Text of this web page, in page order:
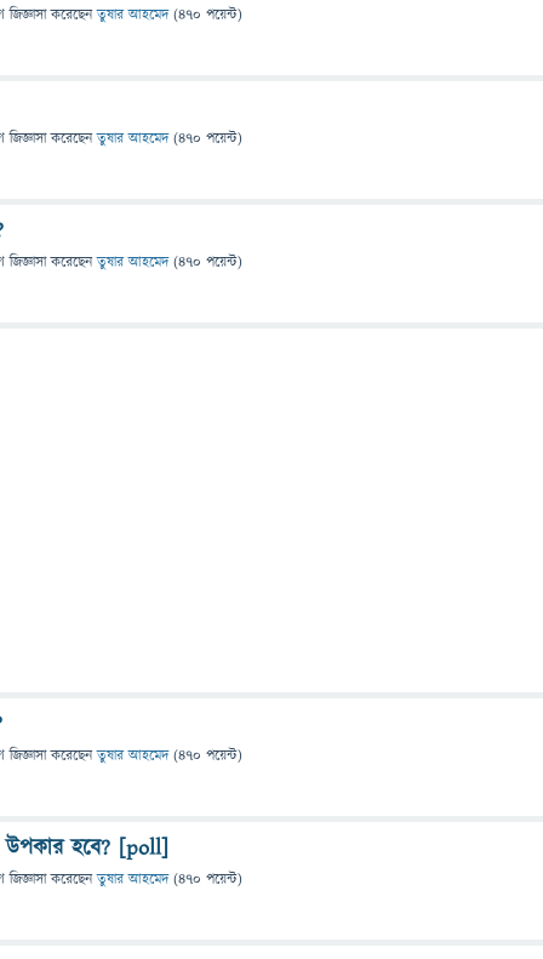
জিজ্ঞাসাকরেছেনতুষার আহমেদ (470 পয়েন্ট)
জিজ্ঞাসাকরেছেনতুষার আহমেদ (470 পয়েন্ট)
জিজ্ঞাসাকরেছেনতুষার আহমেদ (470 পয়েন্ট)
জিজ্ঞাসাকরেছেনতুষার আহমেদ (470 পয়েন্ট)
উপকার হবে? [poll]
জিজ্ঞাসাকরেছেনতুষার আহমেদ (470 পয়েন্ট)